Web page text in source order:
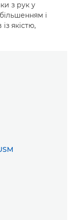
з рук у
і
якістю,